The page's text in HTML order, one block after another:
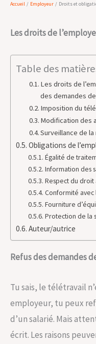
Accueil Employeur Droits et
Les droits de
Table des
Les droits de
des demandes
Imposition du
Modification des
Surveillance de
Obligations de
Égalité de
Information des
Respect du droit
Conformité avec
Fourniture
Protection de la
Auteur/autrice
Refus des demandes
Tu sais, le télétravail
employeur, tu peux
d’un salarié. Mais
écrit. Les raisons